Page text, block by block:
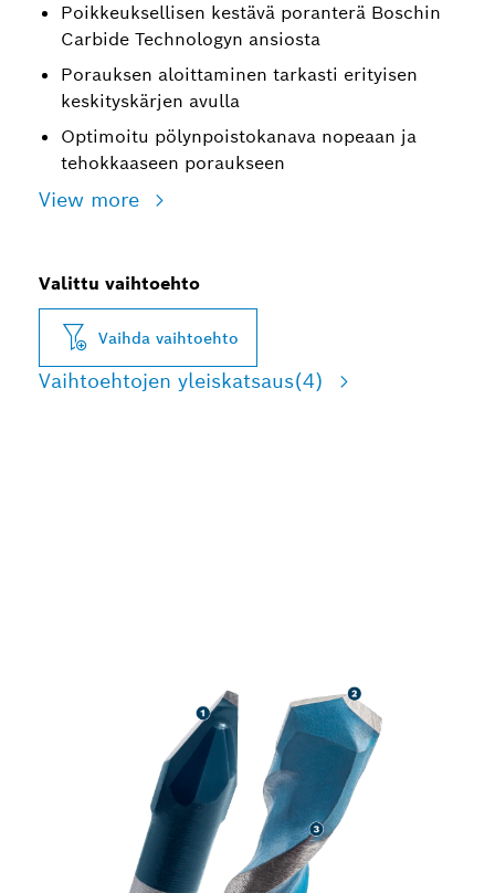
Poikkeuksellisen kestävä poranterä Boschin
Carbide Technologyn ansiosta
Porauksen aloittaminen tarkasti erityisen
keskityskärjen avulla
Optimoitu pölynpoistokanava nopeaan ja
tehokkaaseen poraukseen
View more
Valittu vaihtoehto
Vaihda vaihtoehto
Vaihtoehtojen yleiskatsaus(4)